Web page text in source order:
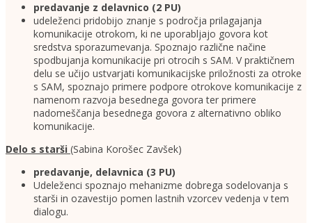
predavanje z delavnico (2 PU)
udeleženci pridobijo znanje s področja prilagajanja
komunikacije otrokom, ki ne uporabljajo govora kot
sredstva sporazumevanja. Spoznajo različne načine
spodbujanja komunikacije pri otrocih s SAM. V praktičnem
delu se učijo ustvarjati komunikacijske priložnosti za otroke
s SAM, spoznajo primere podpore otrokove komunikacije z
namenom razvoja besednega govora ter primere
nadomeščanja besednega govora z alternativno obliko
komunikacije.
Delo s starši (Sabina Korošec Zavšek)
predavanje, delavnica (3 PU)
Udeleženci spoznajo mehanizme dobrega sodelovanja s
starši in ozavestijo pomen lastnih vzorcev vedenja v tem
dialogu.